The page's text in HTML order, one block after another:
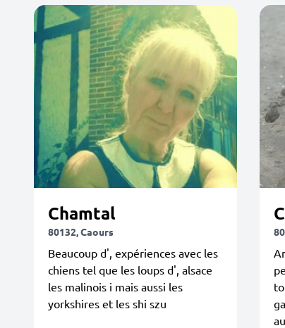
Chamtal
80132, Caours
Beaucoup d', expériences avec les
chiens tel que les loups d', alsace
les malinois i mais aussi les
yorkshires et les shi szu